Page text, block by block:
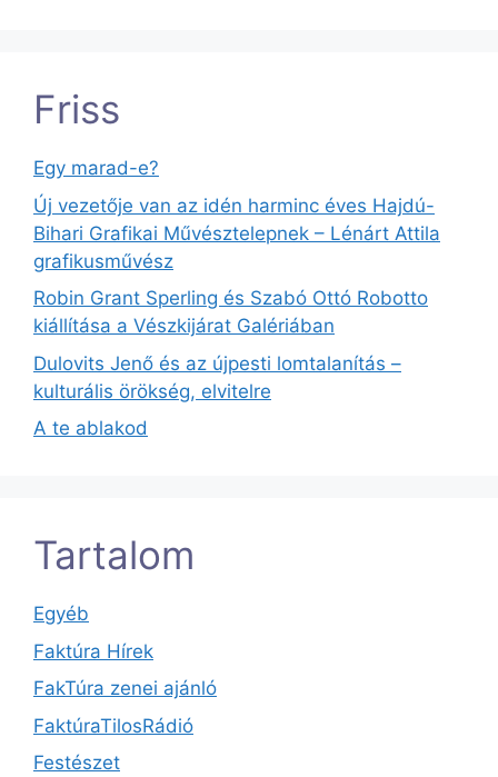
Friss
Egy marad-e?
Új vezetője van az idén harminc éves Hajdú-
Bihari Grafikai Művésztelepnek – Lénárt Attila
grafikusművész
Robin Grant Sperling és Szabó Ottó Robotto
kiállítása a Vészkijárat Galériában
Dulovits Jenő és az újpesti lomtalanítás –
kulturális örökség, elvitelre
A te ablakod
Tartalom
Egyéb
Faktúra Hírek
FakTúra zenei ajánló
FaktúraTilosRádió
Festészet